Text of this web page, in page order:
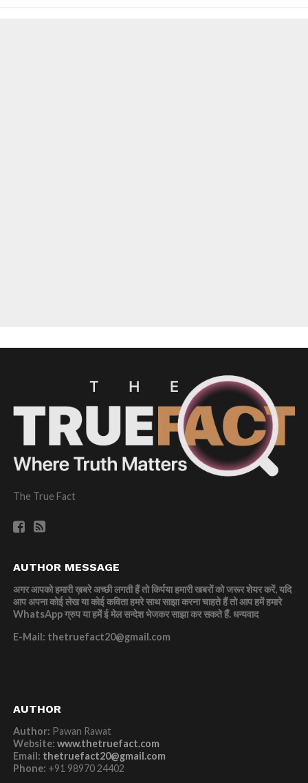
The True Fact
AUTHOR MESSAGE
अगर आपको हमारी ख़बरे अच्छी लगती हैं तो किर्पया हमारी खबरों को जरूर शेयर करें, यदि
आप अपना कोई लेख या कोई कविता हमरे साथ साझा करना चाहते हैं तो आप हमें हमारे
WhatsApp ग्रुप या हमें ई मेल सन्देश भेजकर साझा कर सकते हैं.धन्यवाद
E-Mail: thetruefact20@gmail.com
AUTHOR
Author: Pawan Rawat
Website: www.thetruefact.com
Email: thetruefact20@gmail.com
Phone: +91 98970 24402